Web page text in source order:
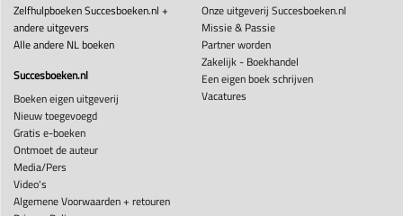
Zelfhulpboeken Succesboeken.nl +
andere uitgevers
Alle andere NL boeken
Succesboeken.nl
Boeken eigen uitgeverij
Nieuw toegevoegd
Gratis e-boeken
Ontmoet de auteur
Media/Pers
Video's
Algemene Voorwaarden + retouren
Onze uitgeverij Succesboeken.nl
Missie & Passie
Partner worden
Zakelijk - Boekhandel
Een eigen boek schrijven
Vacatures